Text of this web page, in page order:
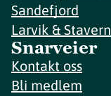
Sandefjord
Larvik & Stavern
Snarveier
Kontakt oss
Bli medlem